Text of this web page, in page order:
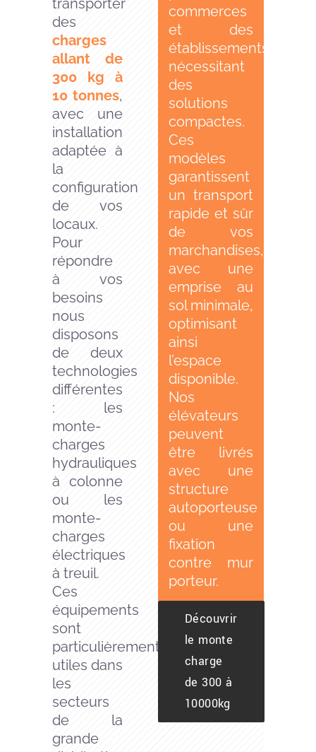
des
charges
allant de
300 kg à
10 tonnes,
avec une
installation
adaptée à
la
configuration
de vos
locaux.
Pour
répondre
à vos
besoins
nous
disposons
de deux
technologies
différentes
: les
monte-
charges
hydrauliques
à colonne
ou les
monte-
charges
électriques
à treuil.
Ces
équipements
sont
particulièrement
utiles dans
les
secteurs
de la
grande
commerces
et des
établissements
nécessitant
des
solutions
compactes.
Ces
modèles
garantissent
un transport
rapide et sûr
de vos
marchandises,
avec une
emprise au
sol minimale,
optimisant
ainsi
l’espace
disponible.
Nos
élévateurs
peuvent
être livrés
avec une
structure
autoporteuse
ou une
fixation
contre mur
porteur.
Découvrir
le monte
charge
de 300 à
10000kg